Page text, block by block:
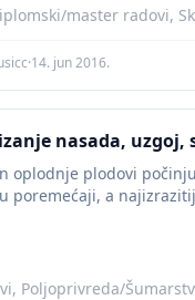
master radovi,
·14. jun 2016.
nasada,
oplodnje plodovi
poremećaji, a
nakon...
Poljoprivreda/